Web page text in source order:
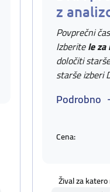
z
Povprečni
Izberitele
določiti
starše izberi
Podrobno
Cena:
Žival za